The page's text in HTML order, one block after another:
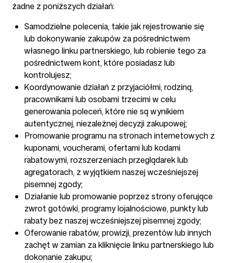
żadne z poniższych działań:
Samodzielne polecenia, takie jak rejestrowanie się
lub dokonywanie zakupów za pośrednictwem
własnego linku partnerskiego, lub robienie tego za
pośrednictwem kont, które posiadasz lub
kontrolujesz;
Koordynowanie działań z przyjaciółmi, rodziną,
pracownikami lub osobami trzecimi w celu
generowania poleceń, które nie są wynikiem
autentycznej, niezależnej decyzji zakupowej;
Promowanie programu na stronach internetowych z
kuponami, voucherami, ofertami lub kodami
rabatowymi, rozszerzeniach przeglądarek lub
agregatorach, z wyjątkiem naszej wcześniejszej
pisemnej zgody;
Działanie lub promowanie poprzez strony oferujące
zwrot gotówki, programy lojalnościowe, punkty lub
rabaty bez naszej wcześniejszej pisemnej zgody;
Oferowanie rabatów, prowizji, prezentów lub innych
zachęt w zamian za kliknięcie linku partnerskiego lub
dokonanie zakupu;